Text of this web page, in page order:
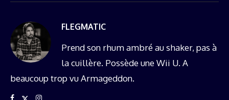
FLEGMATIC
Prend son rhum ambré au shaker, pas à
la cuillère. Possède une Wii U. A
beaucoup trop vu Armageddon.